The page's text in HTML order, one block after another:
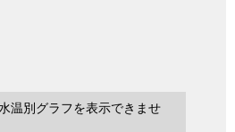
温別グラフを表示できませ